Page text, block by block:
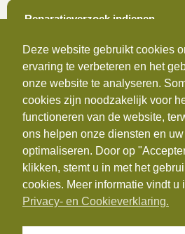
Reparatieverzoek indienen
Telefoonnummer:
E-mail:
BTW: NL.8633.39.281.B.01 |
Voorwaarden en
Deze website gebruikt cookies
ervaring te verbeteren en het
onze website te analyseren.
cookies zijn noodzakelijk voor
functioneren van de website,
ons helpen onze diensten en
optimaliseren. Door op
klikken, stemt u in met het
cookies. Meer informatie vindt u
Privacy- en Cookieverklaring.